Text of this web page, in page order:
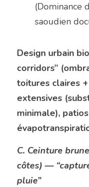
(Dominance
saoudien
Design urbain
corridors”
toitures claires
extensives
minimale),
C. Ceinture
côtes) —
pluie”